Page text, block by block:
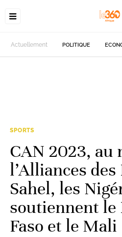
Actuellement POLITIQUE
SPORTS
CAN 2023, au
l’Alliances
Sahel, les
soutiennent
Faso et le Mali